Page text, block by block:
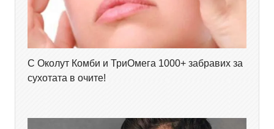
С Околут Комби и ТриОмега 1000+ забравих за
сухотата в очите!